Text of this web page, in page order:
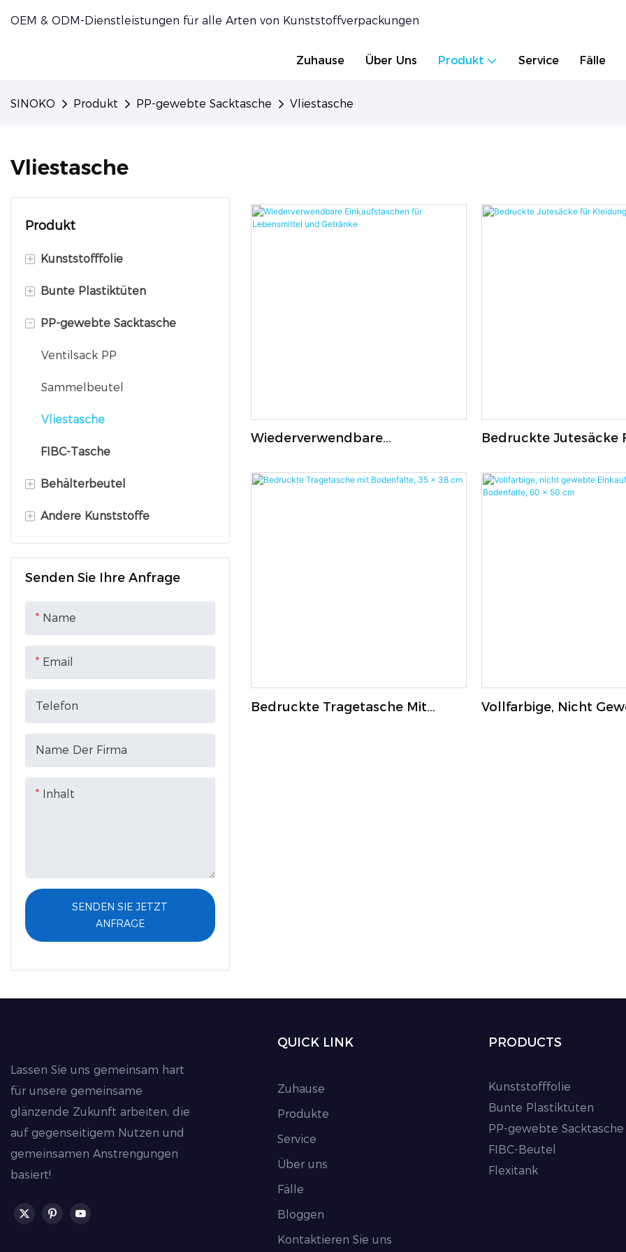
OEM & ODM-Dienstleistungen für alle Arten von Kunststoffverpackungen
Zuhause Über Uns Produkt Service Fälle
SINOKO Produkt PP-gewebte Sacktasche Vliestasche
Vliestasche
Produkt
+ Kunststofffolie
PET-Schutzfolie
PE-Stretchfolie
Bopp Film
+ Bunte Plastiktüten
Hitzebeständige Plastiktüte
Aluminiumfolienbeutel
Verbundplastiktüte
PE-Beutel
- PP-gewebte Sacktasche
Ventilsack PP
Sammelbeutel
Vliestasche
FIBC-Tasche
+ Behälterbeutel
Flexitank
Container-Liner-Beutel
+ Andere Kunststoffe
Luftpolsterfolie
Verpackungsschnalle
Klebeband
Senden Sie Ihre Anfrage
Name
Email
Telefon
Name Der Firma
Inhalt
SENDEN SIE JETZT
ANFRAGE
Wiederverwendbare
Lebensmittel Und Getränke
Bedruckte Jutesäcke
Bedruckte Tragetasche Mit
Vollfarbige, Nicht
Lassen Sie uns gemeinsam hart
für unsere gemeinsame
glänzende Zukunft arbeiten, die
auf gegenseitigem Nutzen und
gemeinsamen Anstrengungen
basiert!
QUICK LINK
Zuhause
Produkte
Service
Über uns
Fälle
Bloggen
Kontaktieren Sie uns
PRODUCTS
Kunststofffolie
Bunte Plastiktüten
PP-gewebte Sacktasche
FIBC-Beutel
Flexitank